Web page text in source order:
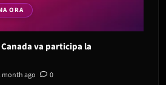
ORA
va participa la
month ago 0